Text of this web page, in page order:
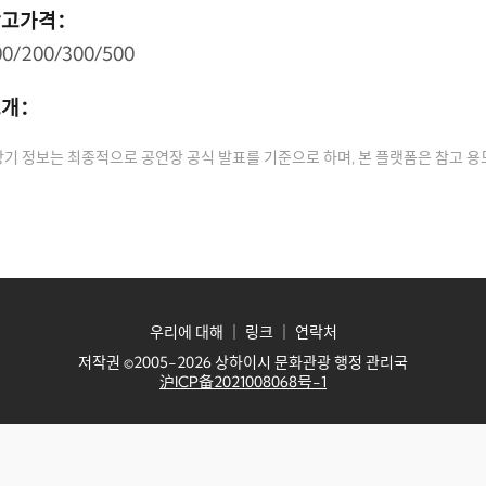
가격：
200/300/500
：
기 정보는 최종적으로 공연장 공식 발표를 기준으로 하며, 본 플랫폼은 참고 용
우리에 대해 링크｜ 연락처
저작권 ©2005-2026 상하이시 문화관광 행정 관리국
沪ICP备2021008068号-1